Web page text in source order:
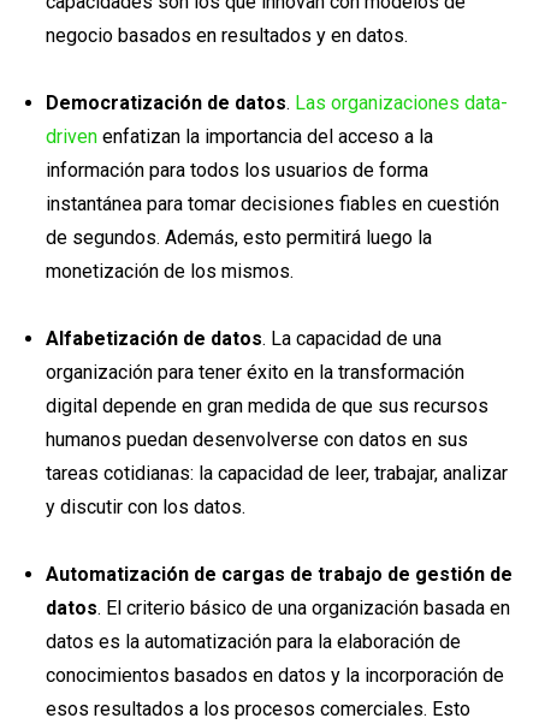
negocio basados ​​en resultados y ​​en datos.
Democratización de datos. Las organizaciones data-
drivenenfatizan la importancia del acceso a la
información para todos los usuarios de forma
instantánea para tomar decisiones fiables en cuestión
de segundos. Además, esto permitirá luego la
monetización de los mismos.
Alfabetización de datos. La capacidad de una
organización para tener éxito en la transformación
digital depende en gran medida de que sus recursos
humanos puedan desenvolverse con datos en sus
tareas cotidianas: la capacidad de leer, trabajar, analizar
y discutir con los datos.
Automatización de cargas de trabajo de gestión de
datos. El criterio básico de una organización basada en
datos es la automatización para la elaboración de
conocimientos basados en datos y la incorporación de
esos resultados a los procesos comerciales. Esto